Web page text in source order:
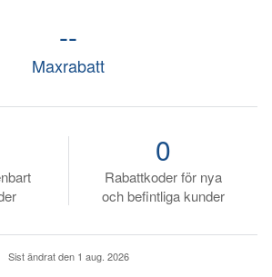
Maxrabatt
--
Rabattkoder för nya
och befintliga kunder
0
Sist ändrat den 1 aug. 2026